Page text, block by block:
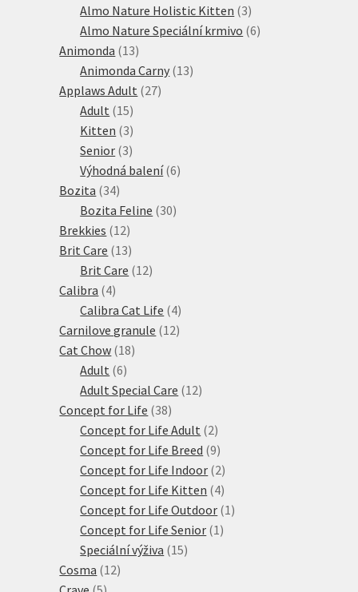
produktů
Almo Nature Holistic Kitten 33
produkty
Almo Nature Speciální krmivo 66
Animonda 1313
produktů
Animonda Carny 1313
Applaws Adult 2727
Adult 1515
produktů
Kitten 33
produkty
Senior 33
produkty
Výhodná balení 66
Bozita 3434
produktů
Bozita Feline 3030
Brekkies 1212
produktů
Brit Care 1313
produktů
Brit Care 1212
Calibra 44
produkty
Calibra Cat Life 44
produkty
Carnilove granule 1212
Cat Chow 1818
Adult 66
produktů
Adult Special Care 1212
Concept for Life 3838
produktů
Concept for Life Adult 22
produkty
Concept for Life Breed 99
produktů
Concept for Life Indoor 22
produkty
Concept for Life Kitten 44
produkty
Concept for Life Outdoor 1 1
Concept for Life Senior 1 1
Speciální výživa 1515
Cosma 1212
5